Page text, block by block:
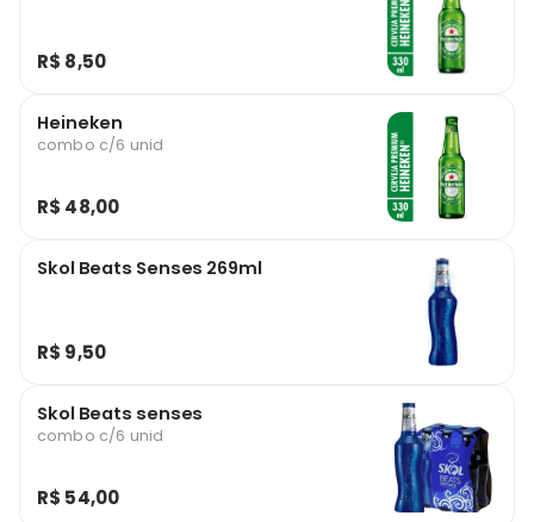
R$ 8,50
Heineken
combo c/6 unid
R$ 48,00
Skol Beats Senses 269ml
R$ 9,50
Skol Beats senses
combo c/6 unid
R$ 54,00